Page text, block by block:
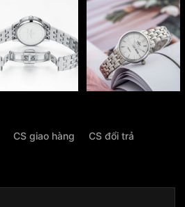
CS giao hàng CS đổi trả